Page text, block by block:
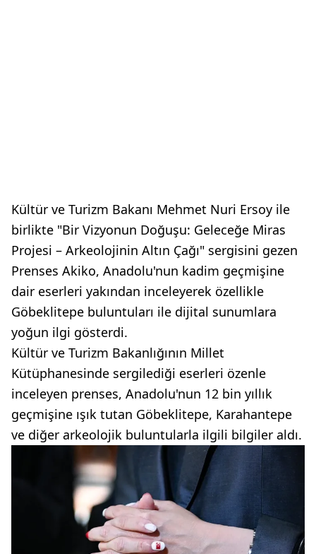
Kültür ve Turizm Bakanı Mehmet Nuri Ersoy ile
birlikte "Bir Vizyonun Doğuşu: Geleceğe Miras
Projesi – Arkeolojinin Altın Çağı" sergisini gezen
Prenses Akiko, Anadolu'nun kadim geçmişine
dair eserleri yakından inceleyerek özellikle
Göbeklitepe buluntuları ile dijital sunumlara
yoğun ilgi gösterdi.
Kültür ve Turizm Bakanlığının Millet
Kütüphanesinde sergilediği eserleri özenle
inceleyen prenses, Anadolu'nun 12 bin yıllık
geçmişine ışık tutan Göbeklitepe, Karahantepe
ve diğer arkeolojik buluntularla ilgili bilgiler aldı.